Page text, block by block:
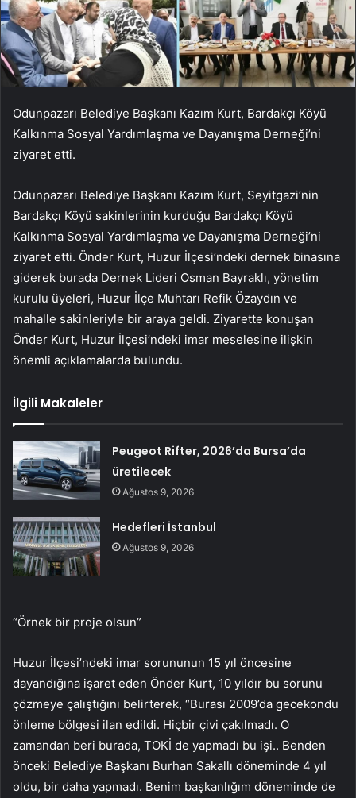
Odunpazarı Belediye Başkanı Kazım Kurt, Bardakçı Köyü
Kalkınma Sosyal Yardımlaşma ve Dayanışma Derneği’ni
ziyaret etti.
Odunpazarı Belediye Başkanı Kazım Kurt, Seyitgazi’nin
Bardakçı Köyü sakinlerinin kurduğu Bardakçı Köyü
Kalkınma Sosyal Yardımlaşma ve Dayanışma Derneği’ni
ziyaret etti. Önder Kurt, Huzur İlçesi’ndeki dernek binasına
giderek burada Dernek Lideri Osman Bayraklı, yönetim
kurulu üyeleri, Huzur İlçe Muhtarı Refik Özaydın ve
mahalle sakinleriyle bir araya geldi. Ziyarette konuşan
Önder Kurt, Huzur İlçesi’ndeki imar meselesine ilişkin
önemli açıklamalarda bulundu.
İlgili Makaleler
Peugeot Rifter, 2026’da Bursa’da
üretilecek
Ağustos 9, 2026
Hedefleri İstanbul
Ağustos 9, 2026
“Örnek bir proje olsun”
Huzur İlçesi’ndeki imar sorununun 15 yıl öncesine
dayandığına işaret eden Önder Kurt, 10 yıldır bu sorunu
çözmeye çalıştığını belirterek, “Burası 2009’da gecekondu
önleme bölgesi ilan edildi. Hiçbir çivi çakılmadı. O
zamandan beri burada, TOKİ de yapmadı bu işi.. Benden
önceki Belediye Başkanı Burhan Sakallı döneminde 4 yıl
oldu, bir daha yapmadı. Benim başkanlığım döneminde de